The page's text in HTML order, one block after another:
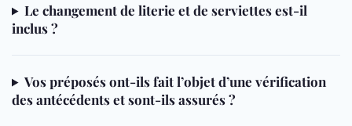
Le changement de literie et de serviettes est-il
inclus ?
Vos préposés ont-ils fait l’objet d’une vérification
des antécédents et sont-ils assurés ?